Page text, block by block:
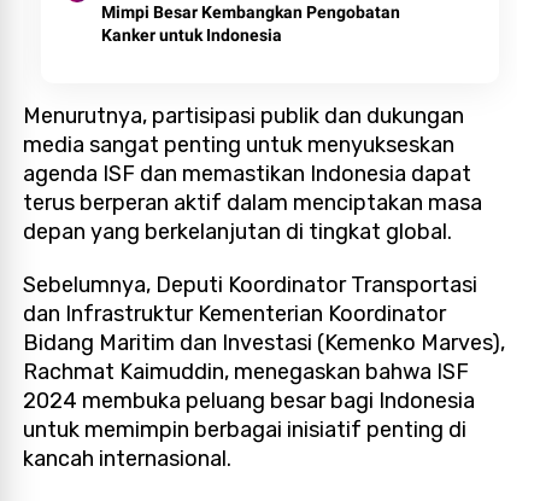
Mimpi Besar Kembangkan Pengobatan
Kanker untuk Indonesia
Menurutnya, partisipasi publik dan dukungan
media sangat penting untuk menyukseskan
agenda ISF dan memastikan Indonesia dapat
terus berperan aktif dalam menciptakan masa
depan yang berkelanjutan di tingkat global.
Sebelumnya, Deputi Koordinator Transportasi
dan Infrastruktur Kementerian Koordinator
Bidang Maritim dan Investasi (Kemenko Marves),
Rachmat Kaimuddin, menegaskan bahwa ISF
2024 membuka peluang besar bagi Indonesia
untuk memimpin berbagai inisiatif penting di
kancah internasional.